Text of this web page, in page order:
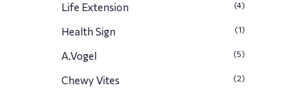
Life Extension (4)
Health Sign (1)
A.Vogel (5)
Chewy Vites (2)